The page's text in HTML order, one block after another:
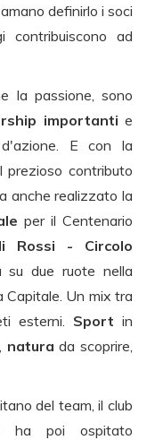
definirlo i soci
contribuiscono ad
la passione, sono
importanti e
E con la
prezioso contributo
anche realizzato la
per il Centenario
Rossi - Circolo
su due ruote nella
Capitale. Un mix tra
esterni. Sport in
natura da scoprire,
del team, il club
ha poi ospitato